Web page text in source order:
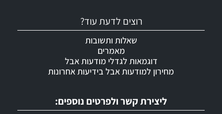
ליצירת קשר ולפרטים נוספים:
רוצים לדעת עוד?
שאלות ותשובות
מאמרים
דוגמאות לגדלי מודעות אבל
מחירון למודעות אבל בידיעות אחרונות